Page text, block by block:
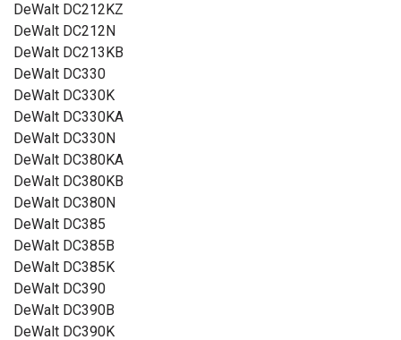
DeWalt DC212KZ
DeWalt DC212N
DeWalt DC213KB
DeWalt DC330
DeWalt DC330K
DeWalt DC330KA
DeWalt DC330N
DeWalt DC380KA
DeWalt DC380KB
DeWalt DC380N
DeWalt DC385
DeWalt DC385B
DeWalt DC385K
DeWalt DC390
DeWalt DC390B
DeWalt DC390K